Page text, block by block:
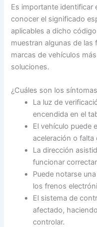
Es importante identificar
conocer el significado
aplicables a dicho
muestran algunas de
marcas de vehículos
soluciones.
¿Cuáles son los
La luz de
encendida en el
El vehículo puede
aceleración o falta
La dirección
funcionar
Puede notarse
los frenos
El sistema de
afectado,
controlar.